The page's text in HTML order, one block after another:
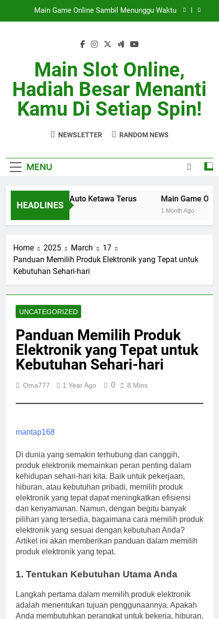
Main Game Online Sambil Menunggu Waktu
Main Bareng Auto Ketawa Terus
Main Game Online Sambil Menunggu Waktu
Squad Kocak Tapi Sulit Dikalahin
Skill Biasa Tapi Hoki Luar Biasa
Main Slot Online,
Hadiah Besar Menanti
Kamu Di Setiap Spin!
NEWSLETTER RANDOM NEWS
MENU
HEADLINES
Main Bareng Auto Ketawa Terus
1 Month Ago
Main Game
1 Month Ago
Home 2025 March
17
Panduan Memilih Produk Elektronik yang Tepat untuk
Kebutuhan Sehari-hari
UNCATEGORIZED
Panduan Memilih Produk
Elektronik yang Tepat untuk
Kebutuhan Sehari-hari
Oma777 1 Year Ago 0 8 Mins
mantap168
Di dunia yang semakin terhubung dan canggih,
produk elektronik memainkan peran penting dalam
kehidupan sehari-hari kita. Baik untuk pekerjaan,
hiburan, atau kebutuhan pribadi, memilih produk
elektronik yang tepat dapat meningkatkan efisiensi
dan kenyamanan. Namun, dengan begitu banyak
pilihan yang tersedia, bagaimana cara memilih produk
elektronik yang sesuai dengan kebutuhan Anda?
Artikel ini akan memberikan panduan dalam memilih
produk elektronik yang tepat.
1. Tentukan Kebutuhan Utama Anda
Langkah pertama dalam memilih produk elektronik
adalah menentukan tujuan penggunaannya. Apakah
Anda membutuhkan perangkat untuk bekerja, hiburan,